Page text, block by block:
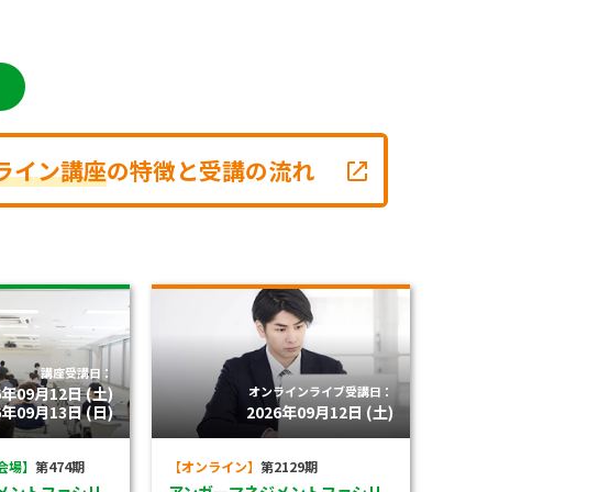
イン講座の特徴と受講の流れ
講座受講日：
09月12日 (土)
09月13日 (日)
】 第474期
オンラインライブ受講日：
2026年09月12日 (土)
【オンライン】 第2129期